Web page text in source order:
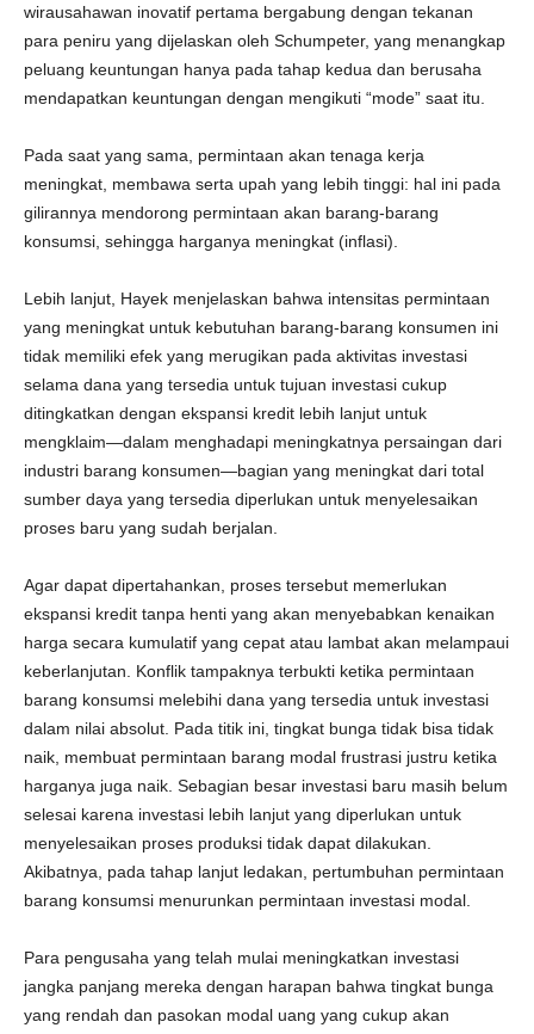
wirausahawan inovatif pertama bergabung dengan tekanan
para peniru yang dijelaskan oleh Schumpeter, yang menangkap
peluang keuntungan hanya pada tahap kedua dan berusaha
mendapatkan keuntungan dengan mengikuti “mode” saat itu.
Pada saat yang sama, permintaan akan tenaga kerja
meningkat, membawa serta upah yang lebih tinggi: hal ini pada
gilirannya mendorong permintaan akan barang-barang
konsumsi, sehingga harganya meningkat (inflasi).
Lebih lanjut, Hayek menjelaskan bahwa intensitas permintaan
yang meningkat untuk kebutuhan barang-barang konsumen ini
tidak memiliki efek yang merugikan pada aktivitas investasi
selama dana yang tersedia untuk tujuan investasi cukup
ditingkatkan dengan ekspansi kredit lebih lanjut untuk
mengklaim—dalam menghadapi meningkatnya persaingan dari
industri barang konsumen—bagian yang meningkat dari total
sumber daya yang tersedia diperlukan untuk menyelesaikan
proses baru yang sudah berjalan.
Agar dapat dipertahankan, proses tersebut memerlukan
ekspansi kredit tanpa henti yang akan menyebabkan kenaikan
harga secara kumulatif yang cepat atau lambat akan melampaui
keberlanjutan. Konflik tampaknya terbukti ketika permintaan
barang konsumsi melebihi dana yang tersedia untuk investasi
dalam nilai absolut. Pada titik ini, tingkat bunga tidak bisa tidak
naik, membuat permintaan barang modal frustrasi justru ketika
harganya juga naik. Sebagian besar investasi baru masih belum
selesai karena investasi lebih lanjut yang diperlukan untuk
menyelesaikan proses produksi tidak dapat dilakukan.
Akibatnya, pada tahap lanjut ledakan, pertumbuhan permintaan
barang konsumsi menurunkan permintaan investasi modal.
Para pengusaha yang telah mulai meningkatkan investasi
jangka panjang mereka dengan harapan bahwa tingkat bunga
yang rendah dan pasokan modal uang yang cukup akan